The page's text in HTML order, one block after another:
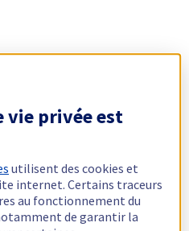
vie privée est
utilisent des cookies et
internet. Certains traceurs
au fonctionnement du
de garantir la